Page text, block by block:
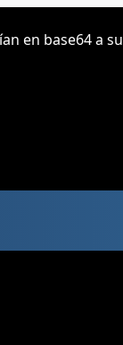
en base64 a su